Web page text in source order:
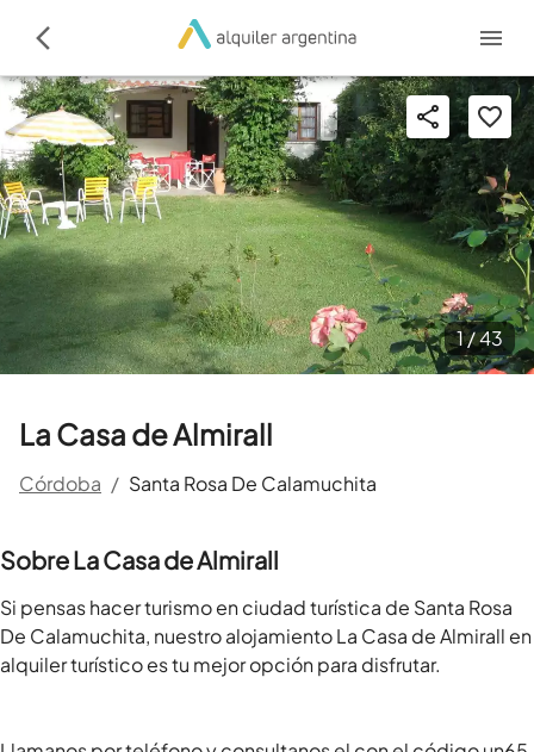
La Casa de Almirall
Córdoba / Santa Rosa De Calamuchita
1 /43
Sobre La Casa de Almirall
Si pensas hacer turismo en ciudad turística de Santa Rosa
De Calamuchita, nuestro alojamiento La Casa de Almirall en
alquiler turístico es tu mejor opción para disfrutar.